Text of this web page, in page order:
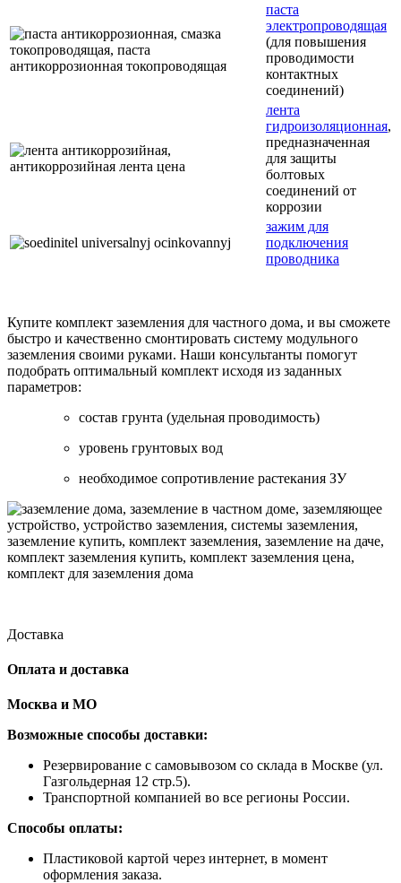
паста
электропроводящая
(для повышения
проводимости
контактных
соединений)
лента
гидроизоляционная,
предназначенная
для защиты
болтовых
соединений от
коррозии
зажим для
подключения
проводника
Купите комплект заземления для частного дома, и вы сможете
быстро и качественно смонтировать систему модульного
заземления своими руками. Наши консультанты помогут
подобрать оптимальный комплект исходя из заданных
параметров:
состав грунта (удельная проводимость)
уровень грунтовых вод
необходимое сопротивление растекания ЗУ
Доставка
Оплата и доставка
Москва и МО
Возможные способы доставки:
​Резервирование с самовывозом со склада в Москве (ул.
Газгольдерная 12 стр.5).
Транспортной компанией во все регионы России.
Способы оплаты:
​Пластиковой картой через интернет, в момент
оформления заказа.